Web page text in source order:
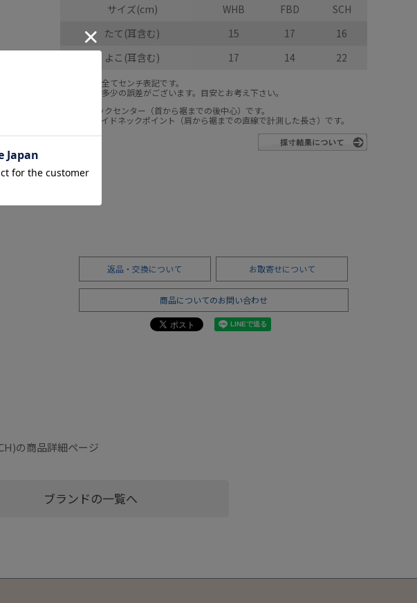
サイズ(cm) WHB FBD
SCH
たて(耳含む)
15 17
16
よこ(耳含む)
17 14 22
採寸結果は全てセンチ表記です。
商品により多少の誤差がございます。目安とお考え下さい。
※BCはバックセンター（首から裾までの後中心）です。
※SNPはサイドネックポイント（肩から裾までの直線で計測した長さ）です。
返品・交換について お取寄せについて
商品についてのお問い合わせ
の商品詳細ページ
ブランドの一覧へ